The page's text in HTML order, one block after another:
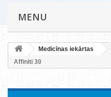
MENU
Medicīnas iekārtas
Affiniti 30